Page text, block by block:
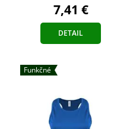
7,41 €
DETAIL
Funkčné